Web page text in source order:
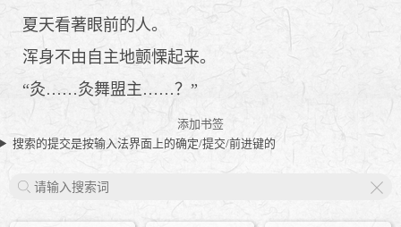
夏天看著眼前的人。
浑身不由自主地颤慄起来。
“灸……灸舞盟主……？”
添加书签
搜索的提交是按输入法界面上的确定/提交/前进键的